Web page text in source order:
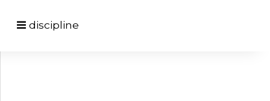
discipline